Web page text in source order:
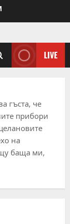
LIVE
гъста, че
прибори
на
баща ми,